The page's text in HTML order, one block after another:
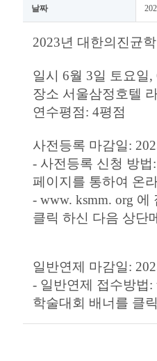
날짜
2023년 대한의진균
일시 6월 3일 토요일,
장소 서울삼정호텔
연수평점: 4평점
사전등록 마감일:
- 사전등록 신청 방
페이지를 통하여 온
- www. ksmm. org
클릭 하신 다음 상단
일반연제 마감일:
- 일반연제 접수방법:
학술대회 배너를 클